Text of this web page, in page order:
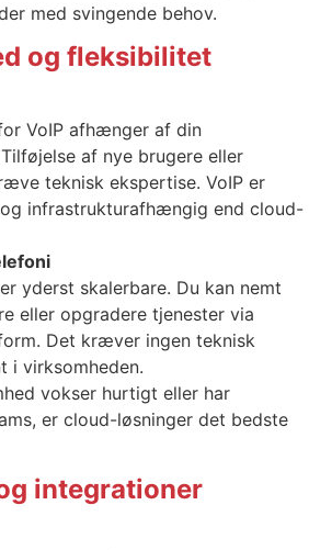
med svingende behov.
og fleksibilitet
VoIP afhænger af din
af nye brugere eller
teknisk ekspertise. VoIP er
infrastrukturafhængig end cloud-
yderst skalerbare. Du kan nemt
eller opgradere tjenester via
Det kræver ingen teknisk
i virksomheden.
vokser hurtigt eller har
er cloud-løsninger det bedste
integrationer